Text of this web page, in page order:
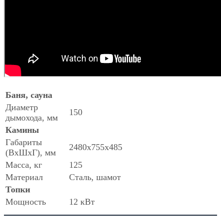
Баня, сауна
Диаметр
дымохода, мм
150
Камины
Габариты
(ВхШхГ), мм
2480х755х485
Масса, кг
125
Материал
Сталь, шамот
Топки
Мощность
12 кВт